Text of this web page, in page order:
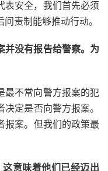
表安全，我们首先必须
责制能够推动行动。
并没有报告给警察。为
最不常向警方报案的犯
定是否向警方报案。
报案。但我们的政策最
意味着他们已经迈出